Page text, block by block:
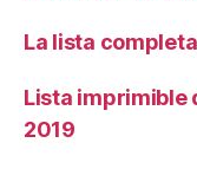
La lista
Lista imprimible
2019